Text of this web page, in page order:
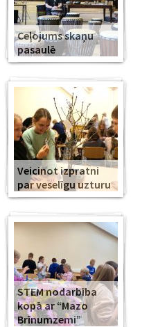
Ceļojums skaņu
pasaulē
Veicinot izpratni
par veselīgu uzturu
STEM nodarbība
kopā ar “Mazo
Brīnumzemi”